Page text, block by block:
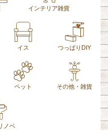
インテリア雑貨
イス つっぱりDIY
ペット その他・雑貨
ノベ